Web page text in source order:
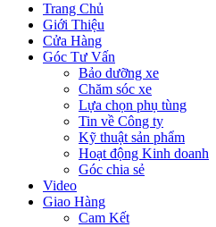
Trang Chủ
Giới Thiệu
Cửa Hàng
Góc Tư Vấn
Bảo dưỡng xe
Chăm sóc xe
Lựa chọn phụ tùng
Tin về Công ty
Kỹ thuật sản phẩm
Hoạt động Kinh doanh
Góc chia sẻ
Video
Giao Hàng
Cam Kết